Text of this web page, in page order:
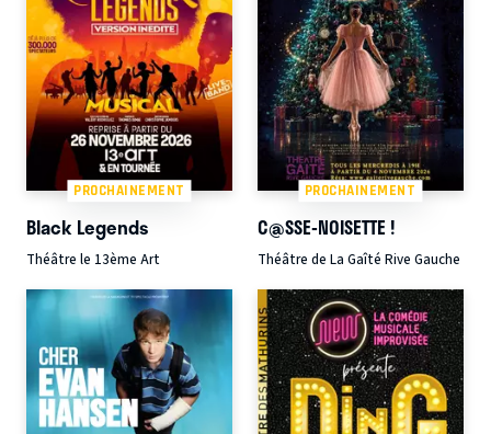
PROCHAINEMENT
Black Legends
Théâtre le 13ème Art
PROCHAINEMENT
C@SSE-NOISETTE !
Théâtre de La Gaîté Rive Gauche